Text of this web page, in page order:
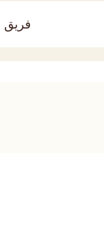
فريق